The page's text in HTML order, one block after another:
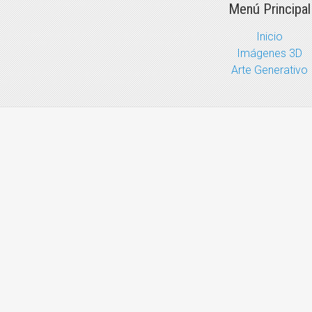
Menú Principal
Inicio
Imágenes 3D
Arte Generativo